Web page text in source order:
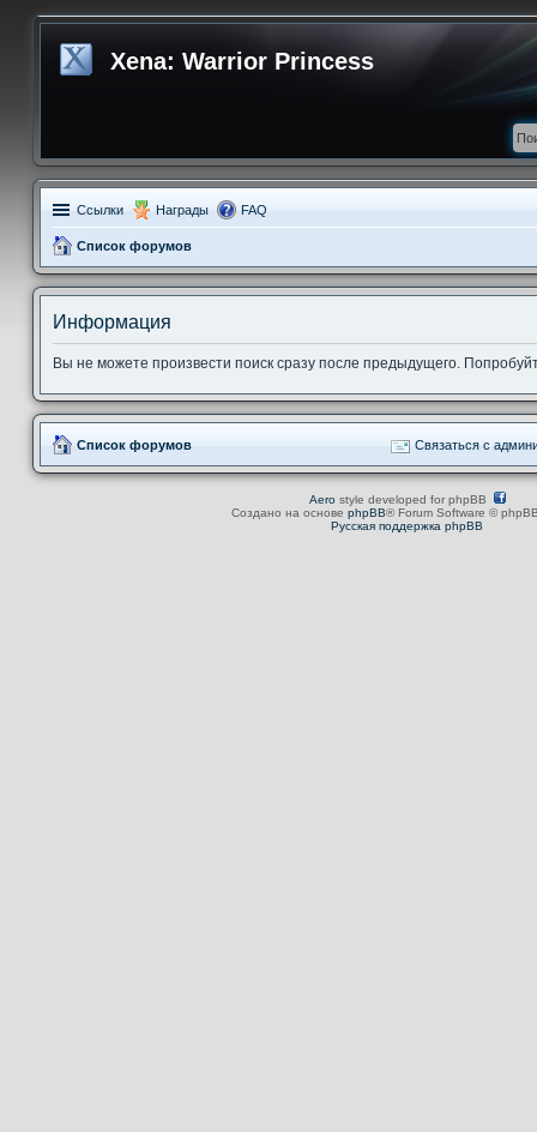
Xena: Warrior Princess
Ссылки Награды FAQ
Список форумов
Информация
Вы не можете произвести поиск сразу после предыдущего.
Список форумов Связаться с
Aerostyle developed for phpBB
Создано на основе phpBB® Forum Software ©
Русская поддержка phpBB